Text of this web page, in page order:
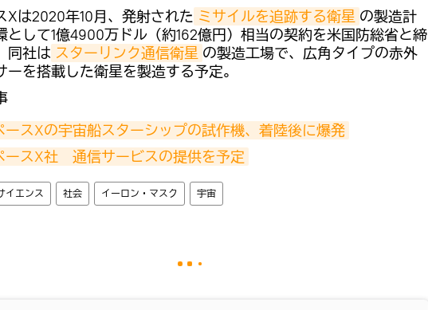
Xは2020年10月、発射された ミサイルを追跡する衛星 の製造計
として1億4900万ドル（約162億円）相当の契約を米国防総省と締
同社は スターリンク通信衛星 の製造工場で、広角タイプの赤外
ーを搭載した衛星を製造する予定。
ースXの宇宙船スターシップの試作機、着陸後に爆発
ースX社　通信サービスの提供を予定
イエンス 社会 イーロン・マスク 宇宙